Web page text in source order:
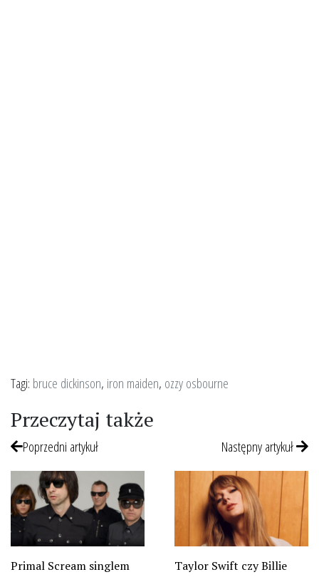
Tagi: bruce dickinson, iron maiden, ozzy osbourne
Przeczytaj także
Poprzedni artykuł
Primal Scream singlem
Następny artykuł
Taylor Swift czy Billie